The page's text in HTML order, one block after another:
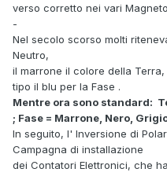
verso corretto nei vari
-
Nel secolo scorso molti
Neutro,
il marrone il colore della
tipo il blu per la Fase .
Mentre ora sono standard:
; Fase = Marrone, Nero,
In seguito, l' Inversione di
Campagna di installazione
dei Contatori Elettronici, che